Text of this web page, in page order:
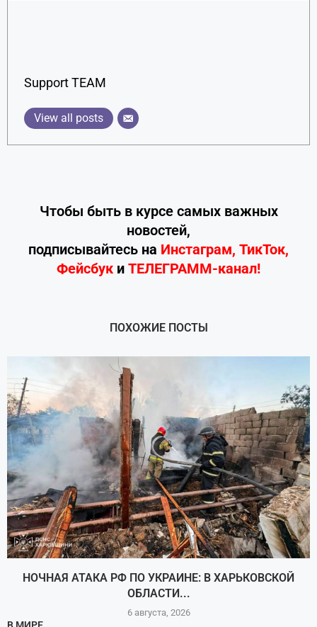
Support TEAM
View all posts
Чтобы быть в курсе самых важных
новостей,
подписывайтесь на Инстаграм, ТикТок,
Фейсбук и ТЕЛЕГРАММ-канал!
ПОХОЖИЕ ПОСТЫ
НОЧНАЯ АТАКА РФ ПО УКРАИНЕ: В ХАРЬКОВСКОЙ
ОБЛАСТИ...
6 августа, 2026